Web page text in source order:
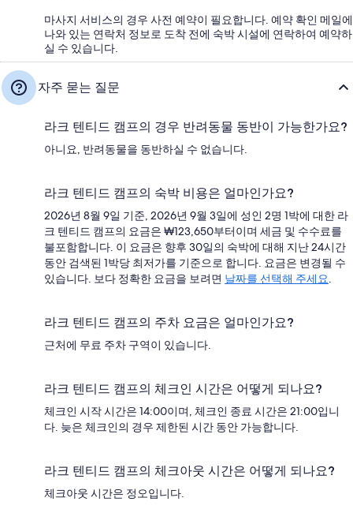
마사지 서비스의 경우 사전 예약이 필요합니다. 예약 확인 메일에
나와 있는 연락처 정보로 도착 전에 숙박 시설에 연락하여 예약하
실 수 있습니다.
자주 묻는 질문
라크 텐티드 캠프의 경우 반려동물 동반이 가능한가요?
아니요, 반려동물을 동반하실 수 없습니다.
라크 텐티드 캠프의 숙박 비용은 얼마인가요?
2026년 8월 9일 기준, 2026년 9월 3일에 성인 2명 1박에 대한 라
크 텐티드 캠프의 요금은 ₩123,650부터이며 세금 및 수수료를
불포함합니다. 이 요금은 향후 30일의 숙박에 대해 지난 24시간
동안 검색된 1박당 최저가를 기준으로 합니다. 요금은 변경될 수
있습니다. 보다 정확한 요금을 보려면 날짜를 선택해 주세요.
라크 텐티드 캠프의 주차 요금은 얼마인가요?
근처에 무료 주차 구역이 있습니다.
라크 텐티드 캠프의 체크인 시간은 어떻게 되나요?
체크인 시작 시간은 14:00이며, 체크인 종료 시간은 21:00입니
다. 늦은 체크인의 경우 제한된 시간 동안 가능합니다.
라크 텐티드 캠프의 체크아웃 시간은 어떻게 되나요?
체크아웃 시간은 정오입니다.